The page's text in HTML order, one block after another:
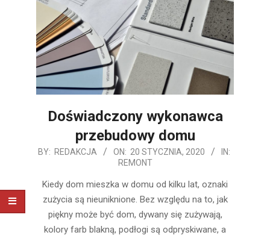
Doświadczony wykonawca
przebudowy domu
2020-
20
BY: REDAKCJA ON: 20 STYCZNIA, 2020
IN:
REMONT
Kiedy dom mieszka w domu od kilku lat, oznaki
zużycia są nieuniknione. Bez względu na to, jak
piękny może być dom, dywany się zużywają,
kolory farb blakną, podłogi są odpryskiwane, a